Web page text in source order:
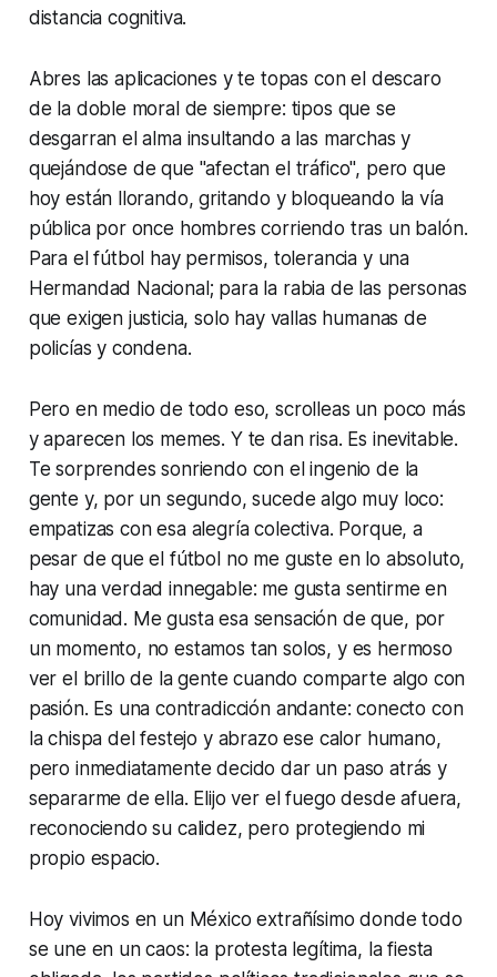
distancia cognitiva.
Abres las aplicaciones y te topas con el descaro
de la doble moral de siempre: tipos que se
desgarran el alma insultando a las marchas y
quejándose de que "afectan el tráfico", pero que
hoy están llorando, gritando y bloqueando la vía
pública por once hombres corriendo tras un balón.
Para el fútbol hay permisos, tolerancia y una
Hermandad Nacional; para la rabia de las personas
que exigen justicia, solo hay vallas humanas de
policías y condena.
Pero en medio de todo eso, scrolleas un poco más
y aparecen los memes. Y te dan risa. Es inevitable.
Te sorprendes sonriendo con el ingenio de la
gente y, por un segundo, sucede algo muy loco:
empatizas con esa alegría colectiva. Porque, a
pesar de que el fútbol no me guste en lo absoluto,
hay una verdad innegable: me gusta sentirme en
comunidad. Me gusta esa sensación de que, por
un momento, no estamos tan solos, y es hermoso
ver el brillo de la gente cuando comparte algo con
pasión. Es una contradicción andante: conecto con
la chispa del festejo y abrazo ese calor humano,
pero inmediatamente decido dar un paso atrás y
separarme de ella. Elijo ver el fuego desde afuera,
reconociendo su calidez, pero protegiendo mi
propio espacio.
Hoy vivimos en un México extrañísimo donde todo
se une en un caos: la protesta legítima, la fiesta